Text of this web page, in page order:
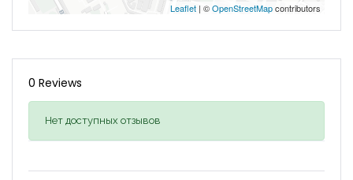
Leaflet | ©OpenStreetMapcontributors
0 Reviews
Нет доступных отзывов